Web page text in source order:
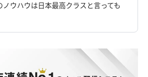
ノウハウは日本最高クラスと言っても